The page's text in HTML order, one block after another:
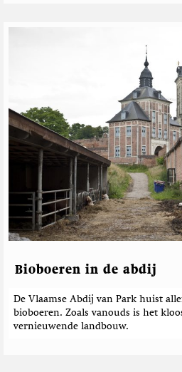
Bioboeren in de abdij
De Vlaamse Abdij van Park huist
bioboeren. Zoals vanouds is het
vernieuwende landbouw.